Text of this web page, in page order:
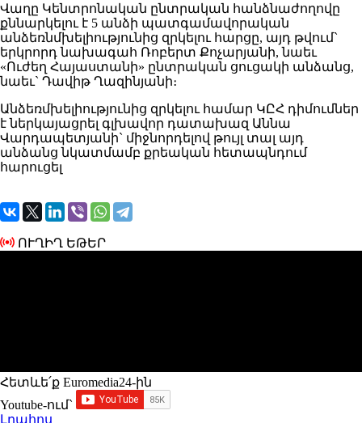
Վաղը Կենտրոնական ընտրական հանձնաժողովը
քննարկելու է 5 անձի պատգամավորական
անձեռնմխելիությունից զրկելու հարցը, այդ թվում`
երկրորդ նախագահ Ռոբերտ Քոչարյանի, նաեւ
«Ուժեղ Հայաստանի» ընտրական ցուցակի անձանց,
նաեւ` Դավիթ Ղազինյանի։
Անձեռմխելիությունից զրկելու համար ԿԸՀ դիմումներ
է ներկայացրել գլխավոր դատախազ Աննա
Վարդապետյանի` միջնորդելով թույլ տալ այդ
անձանց նկատմամբ քրեական հետապնդում
հարուցել
ՈՒՂԻՂ ԵԹԵՐ
Հետևե՛ք Euromedia24-ին
Youtube-ում`
Լրահոս